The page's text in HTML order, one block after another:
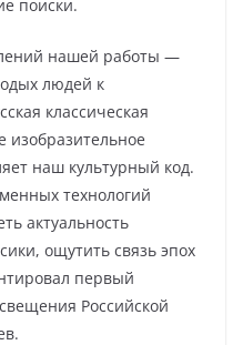
поиски.
нашей работы —
людей к
классическая
изобразительное
наш культурный код.
технологий
актуальность
ощутить связь эпох
первый
Российской